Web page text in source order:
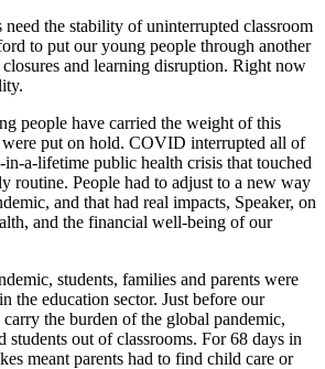
the stability of uninterrupted classroom
to put our young people through another
and learning disruption. Right now
people have carried the weight of this
were put on hold. COVID interrupted all of
a-lifetime public health crisis that touched
routine. People had to adjust to a new way
and that had real impacts, Speaker, on
and the financial well-being of our
students, families and parents were
the education sector. Just before our
the burden of the global pandemic,
students out of classrooms. For 68 days in
meant parents had to find child care or